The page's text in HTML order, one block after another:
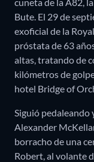
Bute. El 29 de
exoficial de la
próstata de 63
altas, tratando de
kilómetros de
hotel Bridge of
Siguió pedaleando
Alexander
borracho de una
Robert, al volante